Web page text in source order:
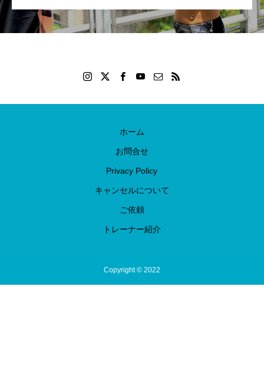
ホーム
お問合せ
Privacy Policy
キャンセルについて
ご依頼
トレーナー紹介
Copyright © 2022